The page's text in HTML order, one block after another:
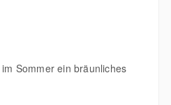
Sommer ein bräunliches